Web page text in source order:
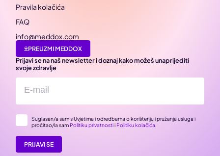
Pravila kolačića
FAQ
info@meddox.com
PREUZMI MEDDOX
Prijavi se na naš newsletter i doznaj kako možeš unaprijediti
svoje zdravlje
Suglasan/a sam s Uvjetima i odredbama o korištenju i pružanja usluga i
pročitao/la sam Politiku privatnostii Politiku kolačića.
PRIJAVI SE